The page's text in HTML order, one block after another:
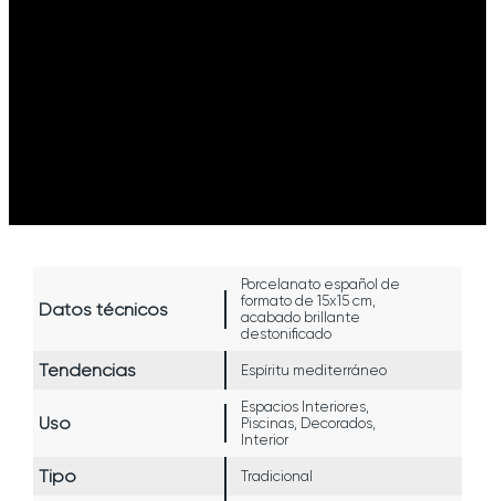
Datos técnicos
Porcelanato español de
formato de 15x15 cm,
acabado brillante
destonificado
Tendencias Espíritu mediterráneo
Uso
Espacios Interiores,
Piscinas, Decorados,
Interior
Tipo Tradicional